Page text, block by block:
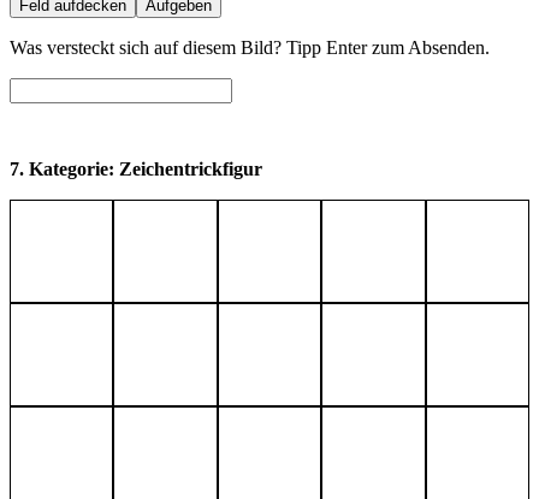
Feld aufdecken Aufgeben
Was versteckt sich auf diesem Bild? Tipp Enter zum Absenden.
7. Kategorie: Zeichentrickfigur